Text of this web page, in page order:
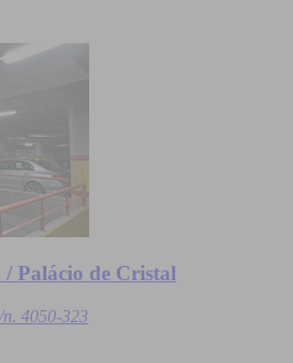
Palácio de Cristal
4050-323